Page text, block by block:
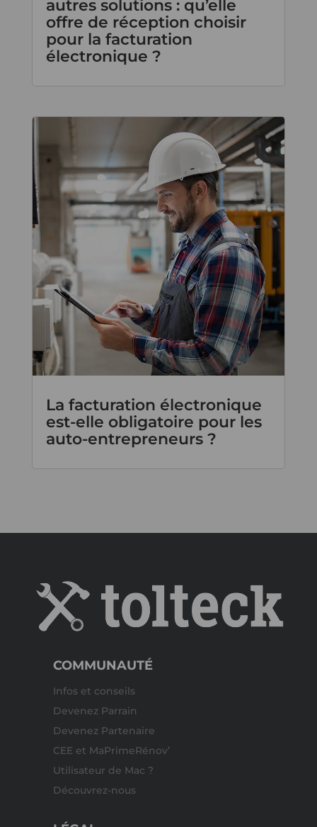
autres solutions : qu’elle
offre de réception choisir
pour la facturation
électronique ?
La facturation électronique
est-elle obligatoire pour les
auto-entrepreneurs ?
COMMUNAUTÉ
Infos et conseils
Devenez Parrain
Devenez Partenaire
CEE et MaPrimeRénov’
Utilisateur de Mac ?
Découvrez-nous